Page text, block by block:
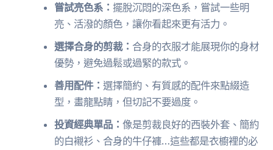
嘗試亮色系：擺脫沉悶的深色系，嘗試一些明
亮、活潑的顏色，讓你看起來更有活力。
選擇合身的剪裁： 合身的衣服才能展現你的身材
優勢，避免過鬆或過緊的款式。
善用配件：選擇簡約、有質感的配件來點綴造
型，畫龍點睛，但切記不要過度。
投資經典單品：像是剪裁良好的西裝外套、簡約
的白襯衫、合身的牛仔褲…這些都是衣櫥裡的必